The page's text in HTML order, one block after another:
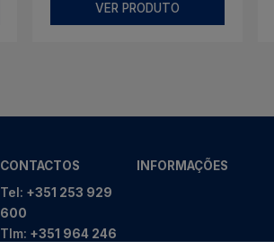
VER PRODUTO
CONTACTOS
Tel: +351 253 929
600
Tlm: +351 964 246
INFORMAÇÕES